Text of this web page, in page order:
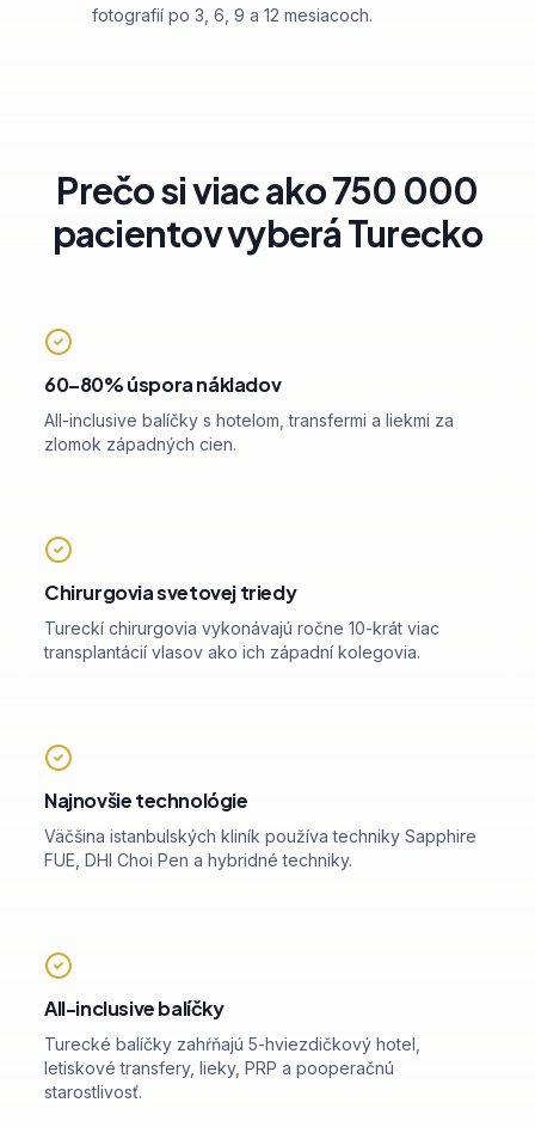
fotografií po 3, 6, 9 a 12 mesiacoch.
Prečo si viac ako 750 000
pacientov vyberá Turecko
60–80% úspora nákladov
All-inclusive balíčky s hotelom, transfermi a liekmi za
zlomok západných cien.
Chirurgovia svetovej triedy
Tureckí chirurgovia vykonávajú ročne 10-krát viac
transplantácií vlasov ako ich západní kolegovia.
Najnovšie technológie
Väčšina istanbulských kliník používa techniky Sapphire
FUE, DHI Choi Pen a hybridné techniky.
All-inclusive balíčky
Turecké balíčky zahŕňajú 5-hviezdičkový hotel,
letiskové transfery, lieky, PRP a pooperačnú
starostlivosť.